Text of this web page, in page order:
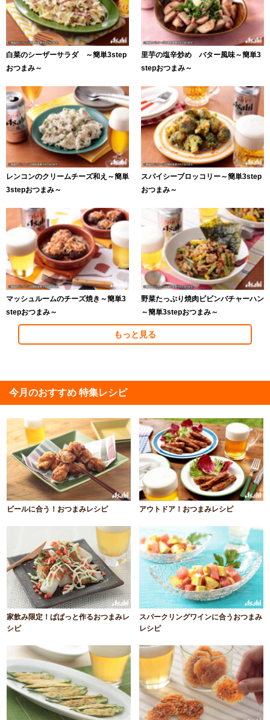
白菜のシーザーサラダ ～簡単3step
おつまみ～
里芋の塩辛炒め バター風味～簡単3
stepおつまみ～
レンコンのクリームチーズ和え～簡単
3stepおつまみ～
スパイシーブロッコリー～簡単3step
おつまみ～
マッシュルームのチーズ焼き～簡単3
stepおつまみ～
野菜たっぷり焼肉ビビンバチャーハン
～簡単3stepおつまみ～
もっと見る
今月のおすすめ 特集レシピ
ビールに合う！おつまみレシピ アウトドア！おつまみレシピ
家飲み限定！ぱぱっと作るおつまみレ
シピ
スパークリングワインに合うおつまみ
レシピ